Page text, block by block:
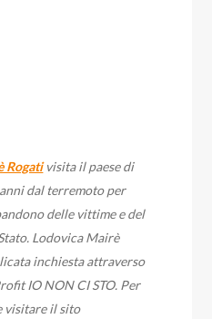
Rogativisita il paese di
dal terremoto per
delle vittime e del
Lodovica Mairè
inchiesta attraverso
IO NON CI STO. Per
visitare il sito